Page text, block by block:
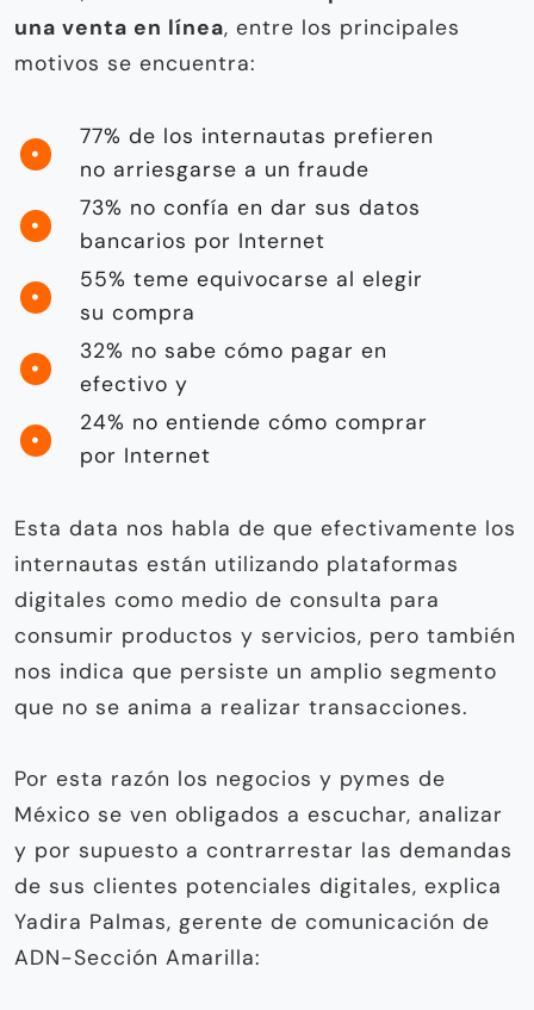
una venta en línea, entre los principales
motivos se encuentra:
77% de los internautas prefieren
no arriesgarse a un fraude
73% no confía en dar sus datos
bancarios por Internet
55% teme equivocarse al elegir
su compra
32% no sabe cómo pagar en
efectivo y
24% no entiende cómo comprar
por Internet
Esta data nos habla de que efectivamente los
internautas están utilizando plataformas
digitales como medio de consulta para
consumir productos y servicios, pero también
nos indica que persiste un amplio segmento
que no se anima a realizar transacciones.
Por esta razón los negocios y pymes de
México se ven obligados a escuchar, analizar
y por supuesto a contrarrestar las demandas
de sus clientes potenciales digitales, explica
Yadira Palmas, gerente de comunicación de
ADN-Sección Amarilla: